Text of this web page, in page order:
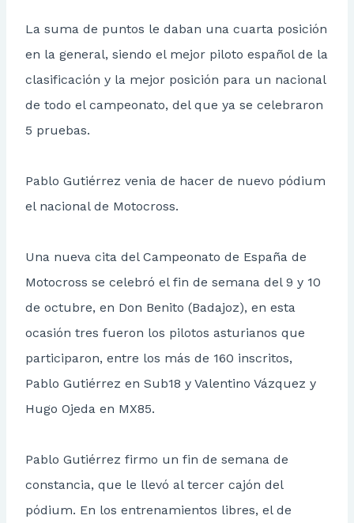
La suma de puntos le daban una cuarta posición
en la general, siendo el mejor piloto español de la
clasificación y la mejor posición para un nacional
de todo el campeonato, del que ya se celebraron
5 pruebas.
Pablo Gutiérrez venia de hacer de nuevo pódium
el nacional de Motocross.
Una nueva cita del Campeonato de España de
Motocross se celebró el fin de semana del 9 y 10
de octubre, en Don Benito (Badajoz), en esta
ocasión tres fueron los pilotos asturianos que
participaron, entre los más de 160 inscritos,
Pablo Gutiérrez en Sub18 y Valentino Vázquez y
Hugo Ojeda en MX85.
Pablo Gutiérrez firmo un fin de semana de
constancia, que le llevó al tercer cajón del
pódium. En los entrenamientos libres, el de